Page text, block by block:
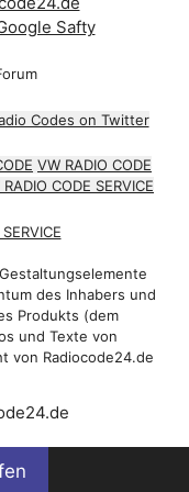
Codes on Twitter
VW RADIO CODE
CODE SERVICE
des Inhabers und
Produkts (dem
und Texte von
von Radiocode24.de